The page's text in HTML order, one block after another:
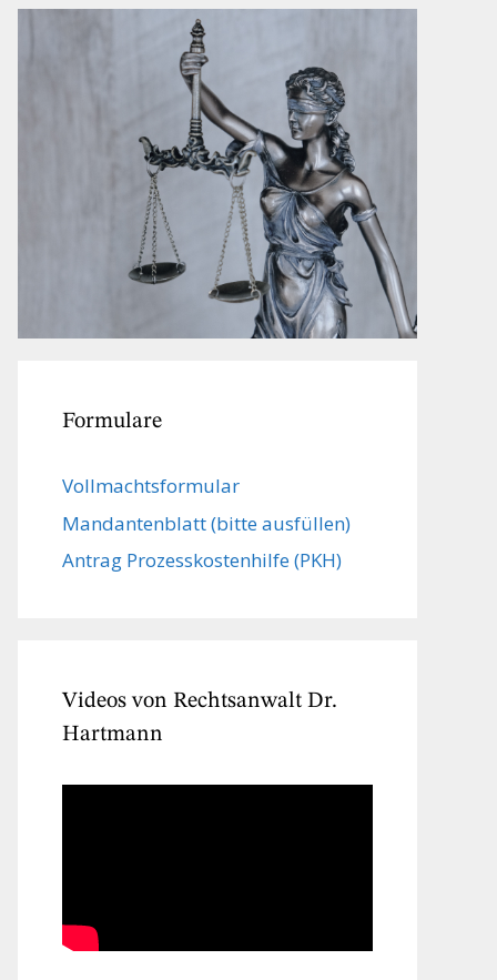
Formulare
Vollmachts­formular
Mandanten­blatt (bitte ausfüllen)
Antrag Prozesskostenhilfe (PKH)
Videos von Rechtsanwalt Dr.
Hartmann